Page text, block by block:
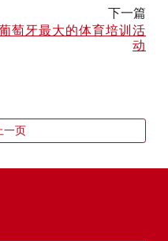
下一篇
萄牙最大的体育培训活
动
一页